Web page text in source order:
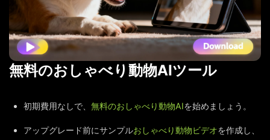
無料のおしゃべり動物AIツール
初期費用なしで、 無料のおしゃべり動物AIを始めましょう。
アップグレード前にサンプルおしゃべり動物ビデオを作成し、